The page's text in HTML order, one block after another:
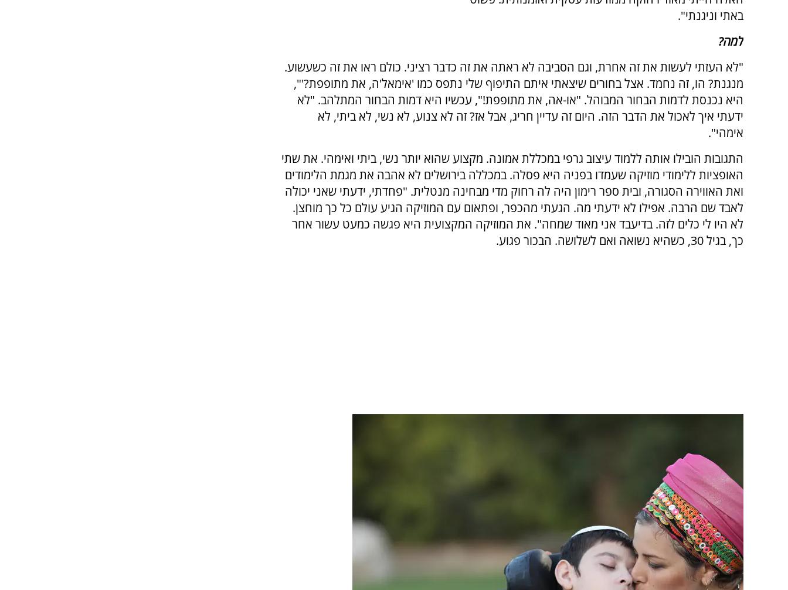
באתי וניגנתי".
למה?
"לא העזתי לעשות את זה אחרת, וגם הסביבה לא ראתה את זה כדבר רציני. כולם ראו את זה כשעשוע.
מנגנת? הו, זה נחמד. אצל בחורים שיצאתי איתם התיפוף שלי נתפס כמו 'אימאל'ה, את מתופפת?'",
היא נכנסת לדמות הבחור המבוהל. "או-אה, את מתופפת!", עכשיו היא דמות הבחור המתלהב. "לא
ידעתי איך לאכול את הדבר הזה. היום זה עדיין חריג, אבל אז? זה לא צנוע, לא נשי, לא ביתי, לא
אימהי".
התגובות הובילו אותה ללמוד עיצוב גרפי במכללת אמונה. מקצוע שהוא יותר נשי, ביתי ואימהי. את שתי
האופציות ללימודי מוזיקה שעמדו בפניה היא פסלה. במכללה בירושלים לא אהבה את מגמת הלימודים
ואת האווירה הסגורה, ובית ספר רימון היה לה רחוק מדי מבחינה מנטלית. "פחדתי, ידעתי שאני יכולה
לאבד שם הרבה. אפילו לא ידעתי מה. הגעתי מהכפר, ופתאום עם המוזיקה הגיע עולם כל כך מוחצן.
לא היו לי כלים לזה. בדיעבד אני מאוד שמחה". את המוזיקה המקצועית היא פגשה כמעט עשור אחר
כך, בגיל 30, כשהיא נשואה ואם לשלושה. הבכור פגוע.